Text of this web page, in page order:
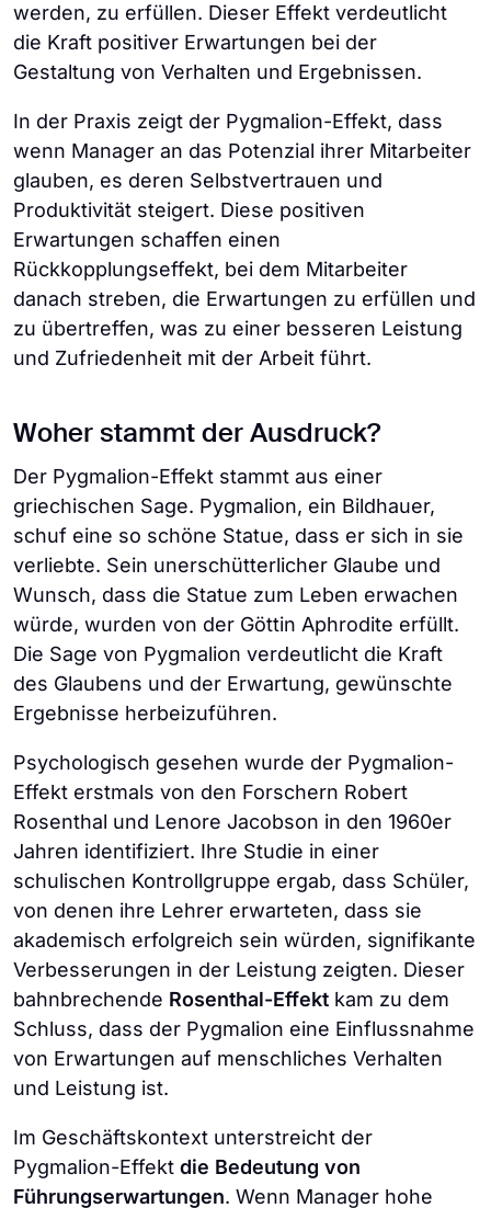
werden, zu erfüllen. Dieser Effekt verdeutlicht
die Kraft positiver Erwartungen bei der
Gestaltung von Verhalten und Ergebnissen.
In der Praxis zeigt der Pygmalion-Effekt, dass
wenn Manager an das Potenzial ihrer Mitarbeiter
glauben, es deren Selbstvertrauen und
Produktivität steigert. Diese positiven
Erwartungen schaffen einen
Rückkopplungseffekt, bei dem Mitarbeiter
danach streben, die Erwartungen zu erfüllen und
zu übertreffen, was zu einer besseren Leistung
und Zufriedenheit mit der Arbeit führt.
Woher stammt der Ausdruck?
Der Pygmalion-Effekt stammt aus einer
griechischen Sage. Pygmalion, ein Bildhauer,
schuf eine so schöne Statue, dass er sich in sie
verliebte. Sein unerschütterlicher Glaube und
Wunsch, dass die Statue zum Leben erwachen
würde, wurden von der Göttin Aphrodite erfüllt.
Die Sage von Pygmalion verdeutlicht die Kraft
des Glaubens und der Erwartung, gewünschte
Ergebnisse herbeizuführen.
Psychologisch gesehen wurde der Pygmalion-
Effekt erstmals von den Forschern Robert
Rosenthal und Lenore Jacobson in den 1960er
Jahren identifiziert. Ihre Studie in einer
schulischen Kontrollgruppe ergab, dass Schüler,
von denen ihre Lehrer erwarteten, dass sie
akademisch erfolgreich sein würden, signifikante
Verbesserungen in der Leistung zeigten. Dieser
bahnbrechende Rosenthal-Effekt kam zu dem
Schluss, dass der Pygmalion eine Einflussnahme
von Erwartungen auf menschliches Verhalten
und Leistung ist.
Im Geschäftskontext unterstreicht der
Pygmalion-Effekt die Bedeutung von
Führungserwartungen. Wenn Manager hohe